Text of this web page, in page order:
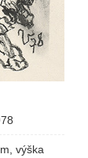
výška